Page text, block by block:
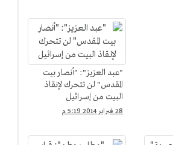
"عبد العزيز": "أنصار بيت
المقدس" لن تتحرك لإنقاذ
البيت من إسرائيل
28 فبراير 2014 5:19 م